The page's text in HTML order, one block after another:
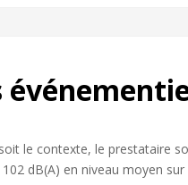
le contexte, le prestataire
dB(A) en niveau moyen